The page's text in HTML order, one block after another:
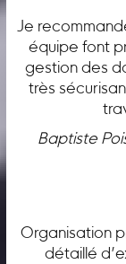
Je
équipe font
gestion des
très
Baptiste
Organisation
détaillé